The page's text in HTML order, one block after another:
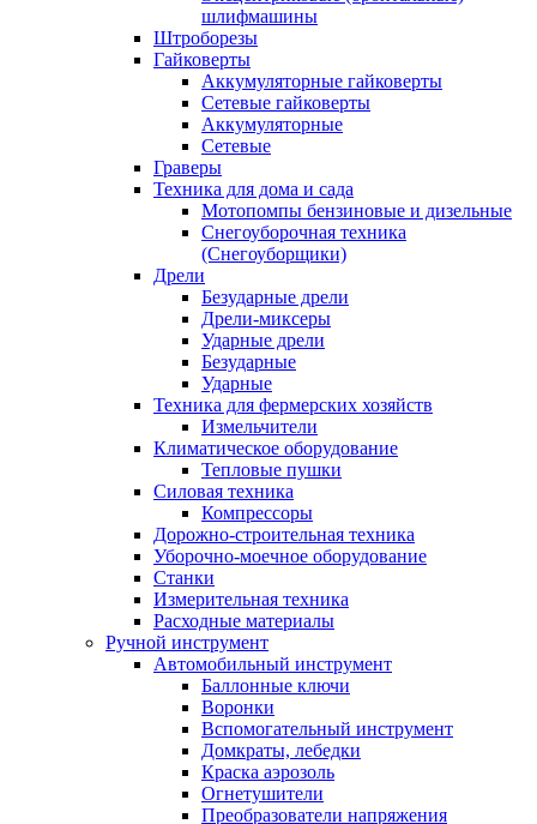
шлифмашины
Штроборезы
Гайковерты
Аккумуляторные гайковерты
Сетевые гайковерты
Аккумуляторные
Сетевые
Граверы
Техника для дома и сада
Мотопомпы бензиновые и дизельные
Снегоуборочная техника
(Снегоуборщики)
Дрели
Безударные дрели
Дрели-миксеры
Ударные дрели
Безударные
Ударные
Техника для фермерских хозяйств
Измельчители
Климатическое оборудование
Тепловые пушки
Силовая техника
Компрессоры
Дорожно-строительная техника
Уборочно-моечное оборудование
Станки
Измерительная техника
Расходные материалы
Ручной инструмент
Автомобильный инструмент
Баллонные ключи
Воронки
Вспомогательный инструмент
Домкраты, лебедки
Краска аэрозоль
Огнетушители
Преобразователи напряжения